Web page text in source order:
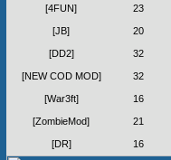
[4FUN]
23
[JB] 20
[DD2] 32
[NEW COD MOD] 32
[War3ft] 16
[ZombieMod] 21
[DR] 16